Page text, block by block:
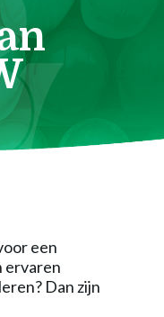
een
ervaren
Dan zijn